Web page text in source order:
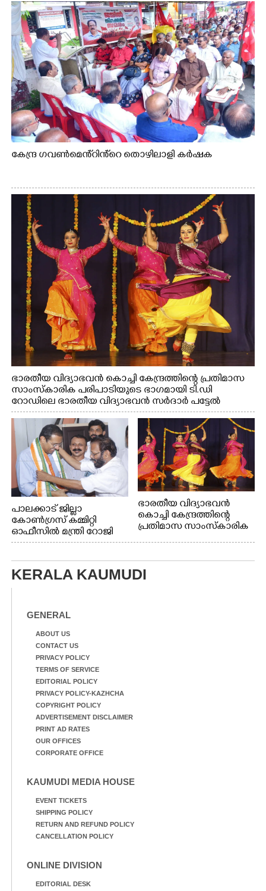
കേന്ദ്ര ഗവൺമെൻ്റിൻ്റെ തൊഴിലാളി കർഷക
ഭാരതീയ വിദ്യാഭവൻ കൊച്ചി കേന്ദ്രത്തിന്റെ പ്രതിമാസ
സാംസ്കാരിക പരിപാടിയുടെ ഭാഗമായി ടി.ഡി
റോഡിലെ ഭാരതീയ വിദ്യാഭവൻ സർദാർ പട്ടേൽ
സഭാഗൃഹത്തിൽ എം. അക്ഷതയുടെ നേതൃത്വത്തിൽ
അവതരിപ്പിച്ച ലയ നമൻ കഥക് നൃത്തത്തിൽ നിന്ന്
പാലക്കാട് ജില്ലാ
കോൺഗ്രസ് കമ്മിറ്റി
ഓഫീസിൽ മന്ത്രി റോജി
എം ജോണിന്
ഭാരതീയ വിദ്യാഭവൻ
കൊച്ചി കേന്ദ്രത്തിന്റെ
പ്രതിമാസ സാംസ്കാരിക
വിദ്യാഭവൻ സർദാർ
പട്ടേൽ സഭാഗൃഹത്തിൽ
എം. അക്ഷതയുടെ
KERALA KAUMUDI
GENERAL
ABOUT US
CONTACT US
PRIVACY POLICY
TERMS OF SERVICE
EDITORIAL POLICY
PRIVACY POLICY-KAZHCHA
COPYRIGHT POLICY
ADVERTISEMENT DISCLAIMER
PRINT AD RATES
OUR OFFICES
CORPORATE OFFICE
KAUMUDI MEDIA HOUSE
EVENT TICKETS
SHIPPING POLICY
RETURN AND REFUND POLICY
CANCELLATION POLICY
ONLINE DIVISION
EDITORIAL DESK